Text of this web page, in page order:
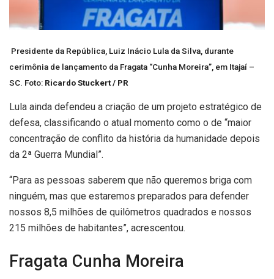
Presidente da República, Luiz Inácio Lula da Silva, durante
cerimônia de lançamento da Fragata “Cunha Moreira”, em Itajaí –
SC. Foto: Ricardo Stuckert / PR
Lula ainda defendeu a criação de um projeto estratégico de
defesa, classificando o atual momento como o de “maior
concentração de conflito da história da humanidade depois
da 2ª Guerra Mundial”.
“Para as pessoas saberem que não queremos briga com
ninguém, mas que estaremos preparados para defender
nossos 8,5 milhões de quilômetros quadrados e nossos
215 milhões de habitantes”, acrescentou.
Fragata Cunha Moreira